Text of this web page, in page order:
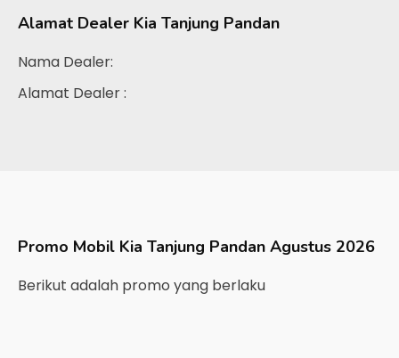
Alamat Dealer Kia Tanjung Pandan
Nama Dealer:
Alamat Dealer :
Promo Mobil Kia Tanjung Pandan Agustus 2026
Berikut adalah promo yang berlaku